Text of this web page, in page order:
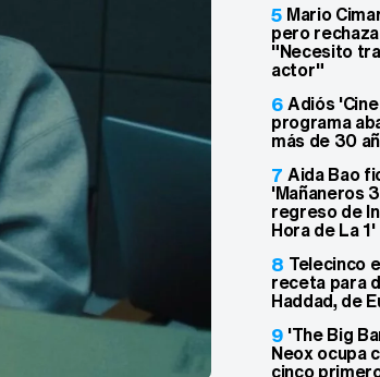
5 Mario
pero
"Necesito
actor"
6Adiós
programa
más de 30
7 Aida Bao
'Mañaneros
regreso de
Hora de La 1'
8 Telecinco
receta para
Haddad, de
9 'The Big
Neox ocupa